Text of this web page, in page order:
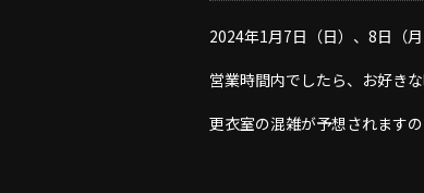
2024年1月7日（日）、8日（
営業時間内でしたら、お好き
更衣室の混雑が予想されます